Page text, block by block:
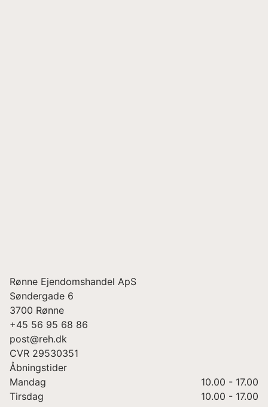
Rønne Ejendomshandel ApS
Søndergade 6
3700 Rønne
+45 56 95 68 86
post@reh.dk
CVR 29530351
Åbningstider
Mandag
10.00 - 17.00
Tirsdag
10.00 - 17.00